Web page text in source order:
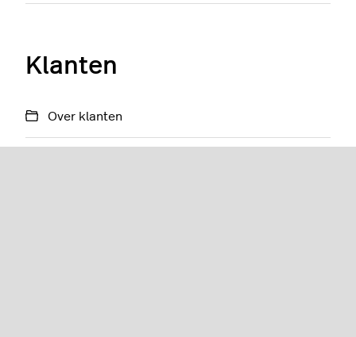
Klanten
Over klanten